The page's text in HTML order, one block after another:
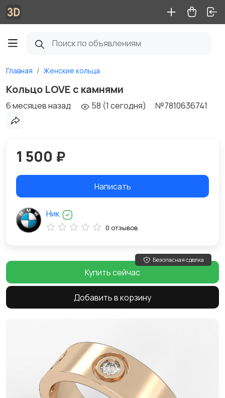
Главная Женские кольца
Кольцо LOVE с камнями
6 месяцев назад 58 (1 сегодня) №7810636741
1 500 ₽
Написать
Ник
0 отзывов
Безопасная сделка
Купить сейчас
Добавить в корзину